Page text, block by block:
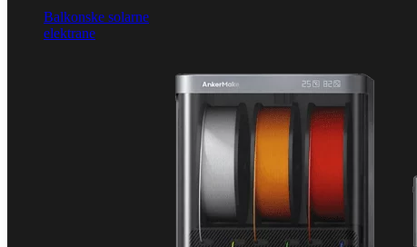
Balkonske solarne
elektrane